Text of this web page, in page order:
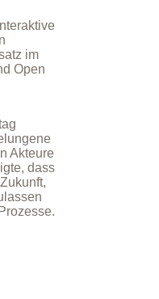
im
Open
Akteure
dass